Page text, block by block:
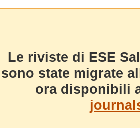
Le riviste di ESE
sono state migrate
ora disponibili